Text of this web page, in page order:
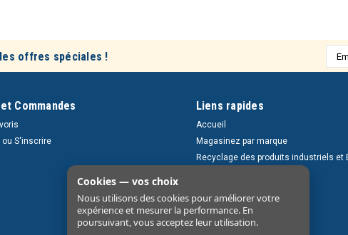
offres spéciales !
e-
Commandes
ou S'inscrire
Liens rapides
Accueil
Magasinez par marque
Recyclage des produits industriels et
Nous contacter
Cookies — vos choix
Nous utilisons des cookies pour améliorer votre
expérience et mesurer la performance. En
poursuivant, vous acceptez leur utilisation.